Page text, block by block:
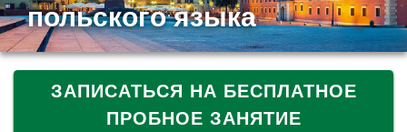
польского языка
ЗАПИСАТЬСЯ НА БЕСПЛАТНОЕ
ПРОБНОЕ ЗАНЯТИЕ